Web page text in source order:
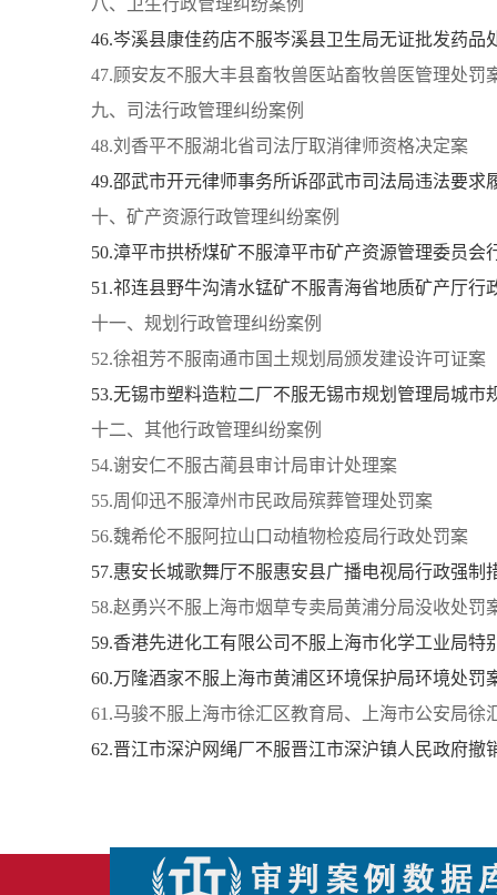
八、卫生行政管理纠纷案例
46.岑溪县康佳药店不服岑溪县卫生局无证批发药品
47.顾安友不服大丰县畜牧兽医站畜牧兽医管理处罚
九、司法行政管理纠纷案例
48.刘香平不服湖北省司法厅取消律师资格决定案
49.邵武市开元律师事务所诉邵武市司法局违法要求
十、矿产资源行政管理纠纷案例
50.漳平市拱桥煤矿不服漳平市矿产资源管理委员会
51.祁连县野牛沟清水锰矿不服青海省地质矿产厅行
十一、规划行政管理纠纷案例
52.徐祖芳不服南通市国土规划局颁发建设许可证案
53.无锡市塑料造粒二厂不服无锡市规划管理局城市
十二、其他行政管理纠纷案例
54.谢安仁不服古蔺县审计局审计处理案
55.周仰迅不服漳州市民政局殡葬管理处罚案
56.魏希伦不服阿拉山口动植物检疫局行政处罚案
57.惠安长城歌舞厅不服惠安县广播电视局行政强制
58.赵勇兴不服上海市烟草专卖局黄浦分局没收处罚
59.香港先进化工有限公司不服上海市化学工业局特
60.万隆酒家不服上海市黄浦区环境保护局环境处罚
61.马骏不服上海市徐汇区教育局、上海市公安局徐
62.晋江市深沪网绳厂不服晋江市深沪镇人民政府撤